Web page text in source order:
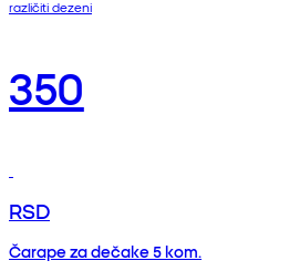
različiti dezeni
350
RSD
Čarape za dečake 5 kom.